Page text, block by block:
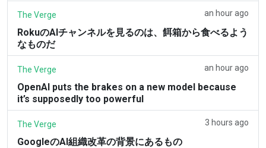
The Verge an hour ago
RokuのAIチャンネルを見るのは、餌箱から食べるよう
なものだ
The Verge an hour ago
OpenAI puts the brakes on a new model because
it’s supposedly too powerful
The Verge 3 hours ago
GoogleのAI組織改革の背景にあるもの